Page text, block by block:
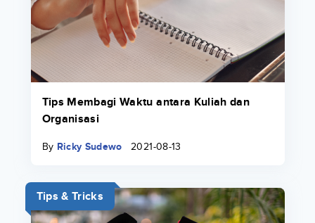
Tips Membagi Waktu antara Kuliah dan
Organisasi
By Ricky Sudewo 2021-08-13
Tips & Tricks